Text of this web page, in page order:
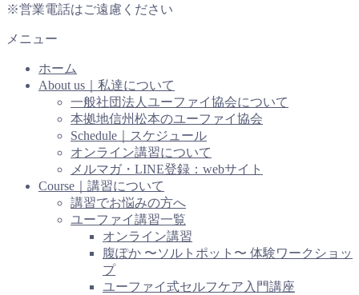
※営業電話はご遠慮ください
メニュー
ホーム
About us｜私達について
一般社団法人ユーファイ協会について
本拠地信州松本のユーファイ協会
Schedule｜スケジュール
オンライン講習について
メルマガ・LINE登録：webサイト
Course｜講習について
講習でお悩みの方へ
ユーファイ講習一覧
オンライン講習
腹ぽか 〜ソルトポット〜 体験ワークショッ
プ
ユーファイ式セルフケア入門講座